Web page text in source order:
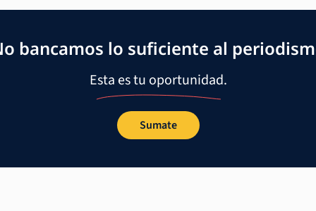
bancamos lo suficiente al
Esta es tu oportunidad.
Sumate